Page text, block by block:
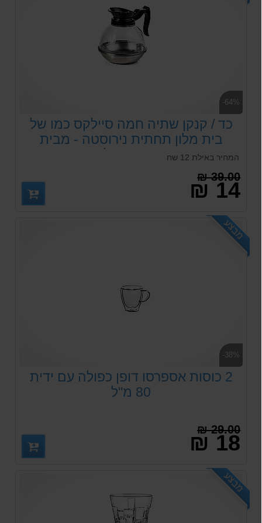
-64%
כד / קנקן שתיה חמה סיילקס כמו של
בית מלון תחתית נירוסטה - מבית
ארקוסטיל
המחיר באילת 12 שח
39.00 ₪
14 ₪
מבצע
-38%
2 כוסות אספרסו דופן כפולה עם ידית
80 מ"ל
29.00 ₪
18 ₪
מבצע